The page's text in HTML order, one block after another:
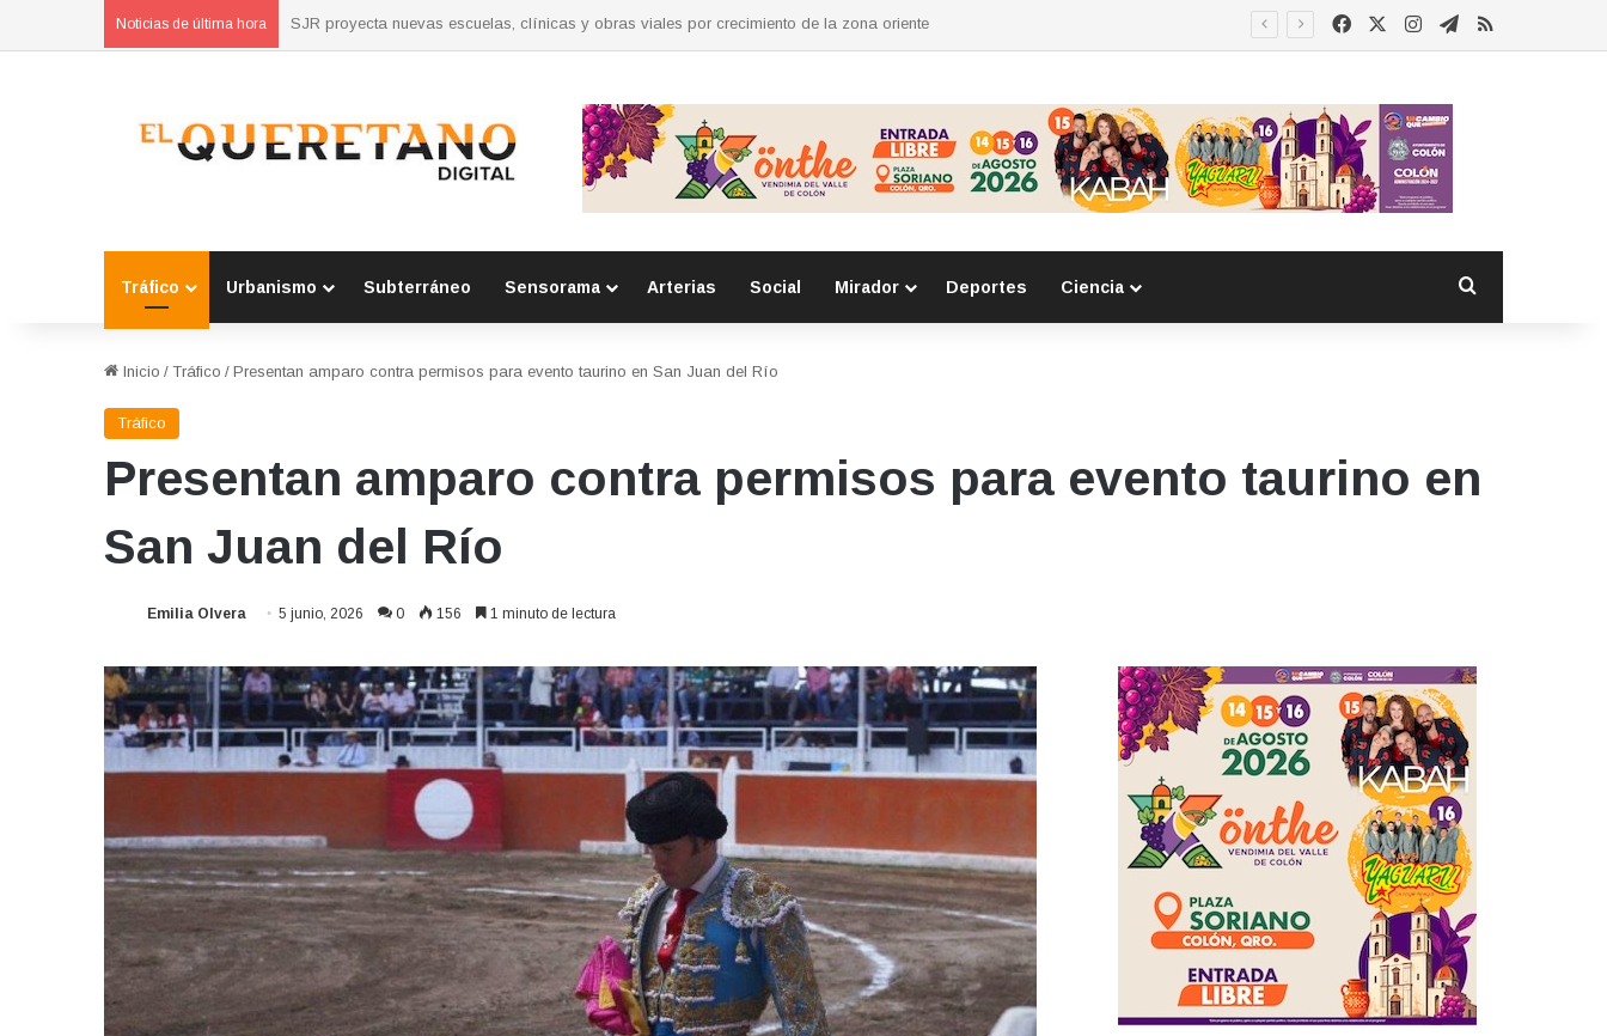
Noticias de última hora Concluyen cursos de autoempleo para mujeres en Huimilpan FacebookInstagram
Telegram
RSS
Tráfico Urbanismo Subterráneo Sensorama Arterias Social Mirador Deportes Ciencia
Inicio / Tráfico / Presentan amparo contra permisos para evento taurino en San Juan del Río
Tráfico
Presentan amparo contra permisos para evento taurino en
San Juan del Río
Emilia Olvera 5 junio, 2026 0 156 1 minuto de lectura